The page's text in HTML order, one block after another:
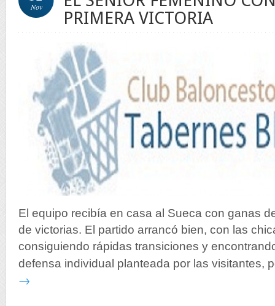
Nov
PRIMERA VICTORIA
El equipo recibía en casa al Sueca con ganas
de victorias. El partido arrancó bien, con las
consiguiendo rápidas transiciones y
defensa individual planteada por las visitantes,
→